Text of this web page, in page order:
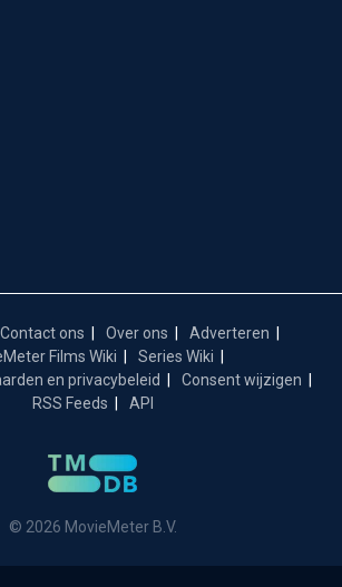
Contact ons Over ons
Adverteren
Films Wiki
Series Wiki
en privacybeleid
Consent wijzigen
RSS Feeds
API
© 2026 MovieMeter B.V.